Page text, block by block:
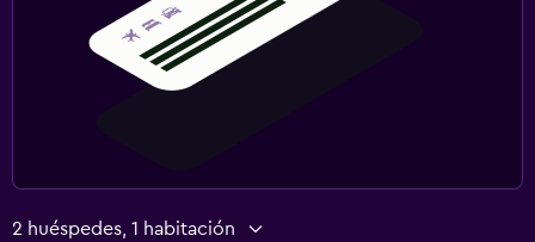
2 huéspedes, 1 habitación